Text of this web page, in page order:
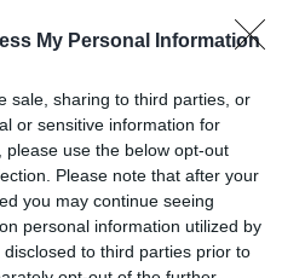
My Personal Information
sale, sharing to third parties, or
or sensitive information for
use the below opt-out
Please note that after your
you may continue seeing
personal information utilized by
to third parties prior to